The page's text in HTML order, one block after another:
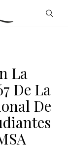
La
De La
De